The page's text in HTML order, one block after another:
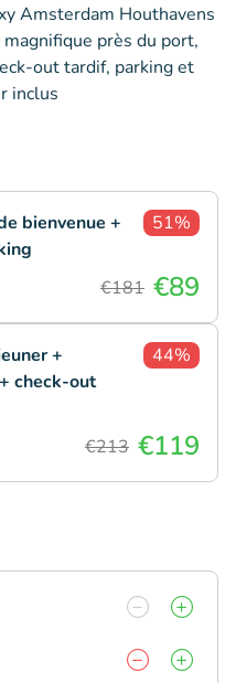
Amsterdam Houthavens
près du port,
out tardif, parking et
inclus
bienvenue +
51%
€181 €89
+
check-out
44%
€213 €119